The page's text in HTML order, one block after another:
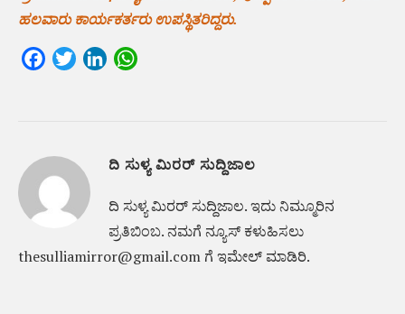
ಹಲವಾರು ಕಾರ್ಯಕರ್ತರು ಉಪಸ್ಥಿತರಿದ್ದರು.
FacebookTwitterLinkedIn
ದಿ ಸುಳ್ಯ ಮಿರರ್ ಸುದ್ದಿಜಾಲ
ದಿ ಸುಳ್ಯ ಮಿರರ್‌ ಸುದ್ದಿಜಾಲ. ಇದು ನಿಮ್ಮೂರಿನ
ಪ್ರತಿಬಿಂಬ. ನಮಗೆ ನ್ಯೂಸ್‌ ಕಳುಹಿಸಲು
thesulliamirror@gmail.com ಗೆ ಇಮೇಲ್ ಮಾಡಿರಿ.